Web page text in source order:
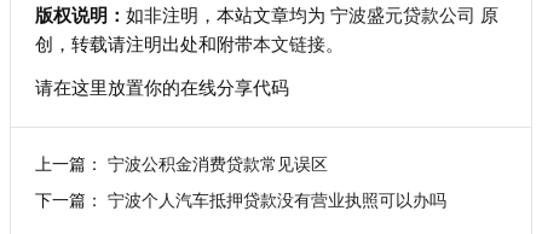
版权说明： 如非注明，本站文章均为 宁波盛元贷款公司 原
创，转载请注明出处和附带本文链接。
请在这里放置你的在线分享代码
上一篇： 宁波公积金消费贷款常见误区
下一篇： 宁波个人汽车抵押贷款没有营业执照可以办吗